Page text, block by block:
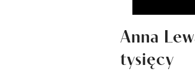
Anna
tysięcy